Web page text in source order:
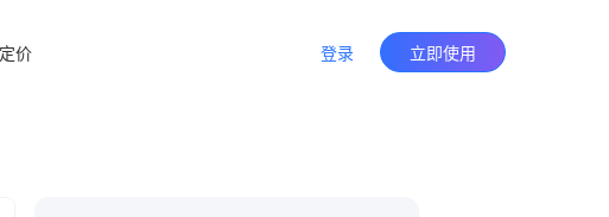
定价 登录 立即使用